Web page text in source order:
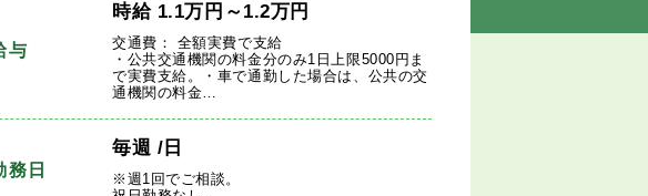
与
時給1.1万円 ～1.2万円
交通費： 全額実費で支給
・公共交通機関の料金分のみ1日上限5000円ま
で実費支給。・車で通勤した場合は、公共の交
通機関の料金…
務日
毎週 /日
※週1回でご相談。